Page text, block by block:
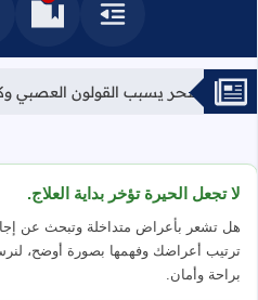
القائمة
القولون العصبي وكيف تفرق بينهما؟
لا تجعل الحيرة تؤخر بداية العلاج.
هل تشعر بأعراض متداخلة وتبحث عن
ترتيب أعراضك وفهمها بصورة أوضح،
براحة وأمان.